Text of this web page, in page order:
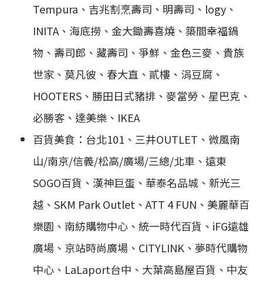
Tempura、吉兆割烹壽司、明壽司、logy、
INITA、海底撈、金大鋤壽喜燒、築間幸福鍋
物、壽司郎、藏壽司、爭鮮、金色三麥、貴族
世家、莫凡彼、春大直、貳樓、涓豆腐、
HOOTERS、勝田日式豬排、麥當勞、星巴克、
必勝客、達美樂、IKEA
百貨美食：台北101、三井OUTLET、微風南
山/南京/信義/松高/廣場/三總/北車、遠東
SOGO百貨、漢神巨蛋、華泰名品城、新光三
越、SKM Park Outlet、ATT 4 FUN、美麗華百
樂園、南紡購物中心、統一時代百貨、iFG遠雄
廣場、京站時尚廣場、CITYLINK、夢時代購物
中心、LaLaport台中、大葉高島屋百貨、中友